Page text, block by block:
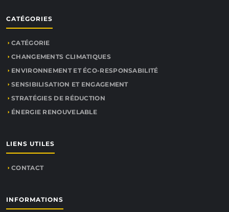
CATÉGORIES
CATÉGORIE
CHANGEMENTS CLIMATIQUES
ENVIRONNEMENT ET ÉCO-RESPONSABILITÉ
SENSIBILISATION ET ENGAGEMENT
STRATÉGIES DE RÉDUCTION
ÉNERGIE RENOUVELABLE
LIENS UTILES
CONTACT
INFORMATIONS